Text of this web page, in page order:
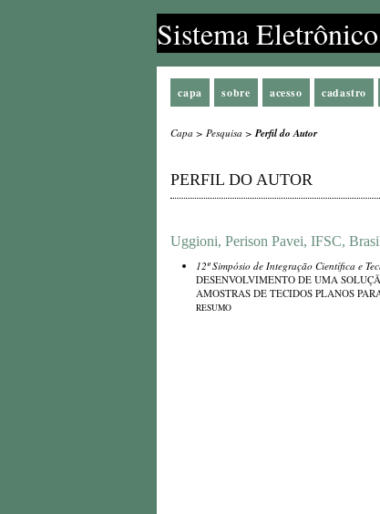
Sistema
capa sobre acesso cadastro
Capa > Pesquisa >Perfil do Autor
PERFIL DO AUTOR
Uggioni, Perison Pavei, IFSC,
12º Simpósio de Integração Científica e
DESENVOLVIMENTO DE UMA
AMOSTRAS DE TECIDOS PLANOS
RESUMO